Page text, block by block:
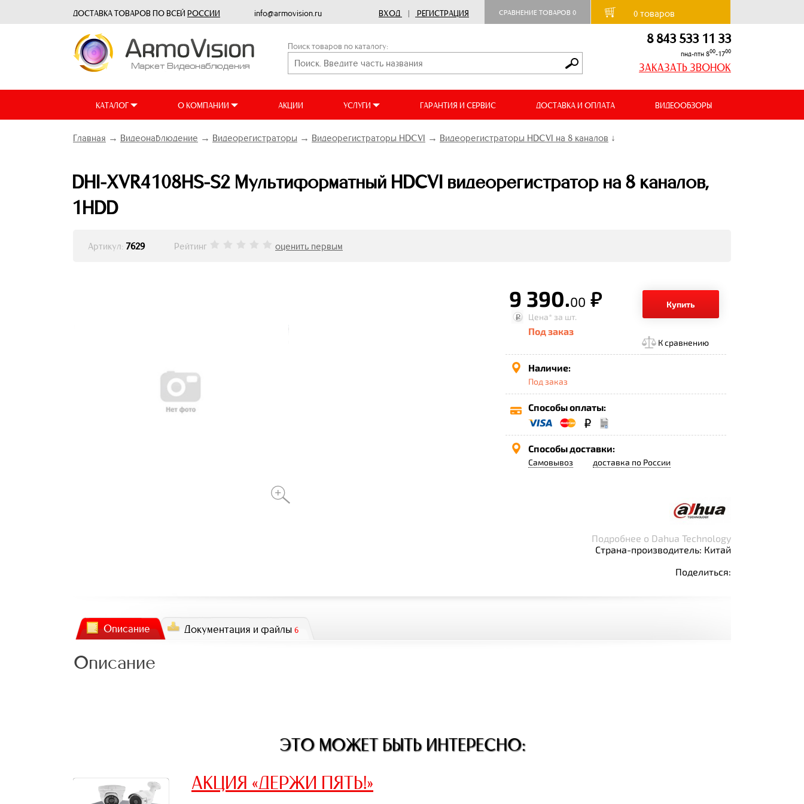
ДОСТАВКА ТОВАРОВ ПО ВСЕЙ РОССИИ info@armovision.ru ВХОД | РЕГИСТРАЦИЯ СРАВНЕНИЕ ТОВАРОВ 0 0товаров
Поиск товаров по каталогу: 8 843 533 11 33
пнд-птн 800-1700
ЗАКАЗАТЬ ЗВОНОК
КАТАЛОГ О КОМПАНИИ АКЦИИ УСЛУГИ ГАРАНТИЯ И СЕРВИС ДОСТАВКА И ОПЛАТА ВИДЕООБЗОРЫ
Главная → Видеонаблюдение → Видеорегистраторы → Видеорегистраторы HDCVI → Видеорегистраторы HDCVI на 8 каналов ↓
DHI-XVR4108HS-S2 Мультиформатный HDCVI видеорегистратор на 8 каналов,
1HDD
Артикул: 7629 Рейтинг оценить первым
9 390.00 р.
Купить
Цена* за шт.
Под заказ
К сравнению
Наличие:
Под заказ
Способы оплаты:
Способы доставки:
Самовывоз доставка по России
Подробнее о Dahua Technology
Страна-производитель: Китай
Поделиться:
Описание Документация и файлы 6
Описание
ЭТО МОЖЕТ БЫТЬ ИНТЕРЕСНО:
АКЦИЯ «ДЕРЖИ ПЯТЬ!»